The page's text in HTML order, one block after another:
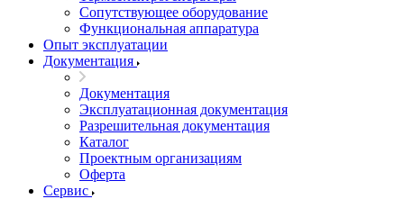
Сопутствующее оборудование
Функциональная аппаратура
Опыт эксплуатации
Документация
Документация
Эксплуатационная документация
Разрешительная документация
Каталог
Проектным организациям
Оферта
Сервис